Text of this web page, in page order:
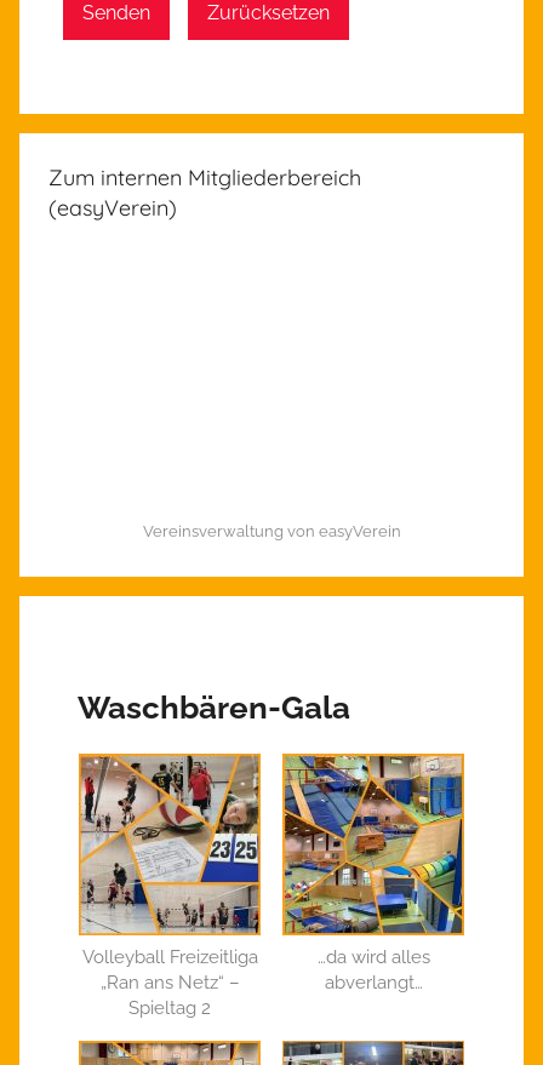
Senden Zurücksetzen
Zum internen Mitgliederbereich
(easyVerein)
Vereinsverwaltung von easyVerein
Waschbären-Gala
Volleyball Freizeitliga
„Ran ans Netz“ –
Spieltag 2
…da wird alles
abverlangt…